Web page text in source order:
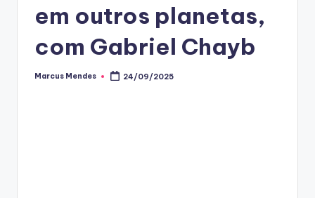
em outros planetas,
com Gabriel Chayb
Posted
Marcus Mendes 24/09/2025